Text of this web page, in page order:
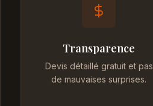
Transparence
Devis détaillé gratuit et pas
de mauvaises surprises.